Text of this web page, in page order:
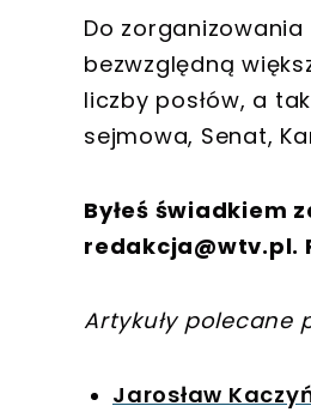
Do
bezwzględną
liczby posłów, a
sejmowa, Senat,
Byłeś świadkiem
redakcja@wtv.pl.
Artykuły polecane
Jarosław